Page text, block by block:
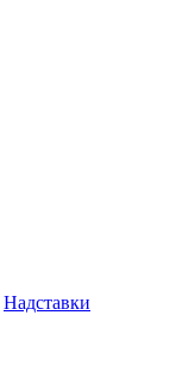
Надставки